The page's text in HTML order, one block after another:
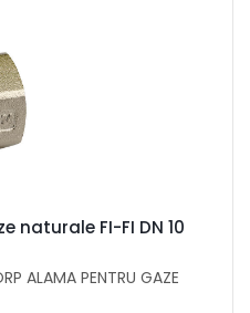
naturale FI-FI DN 10
ALAMA PENTRU GAZE